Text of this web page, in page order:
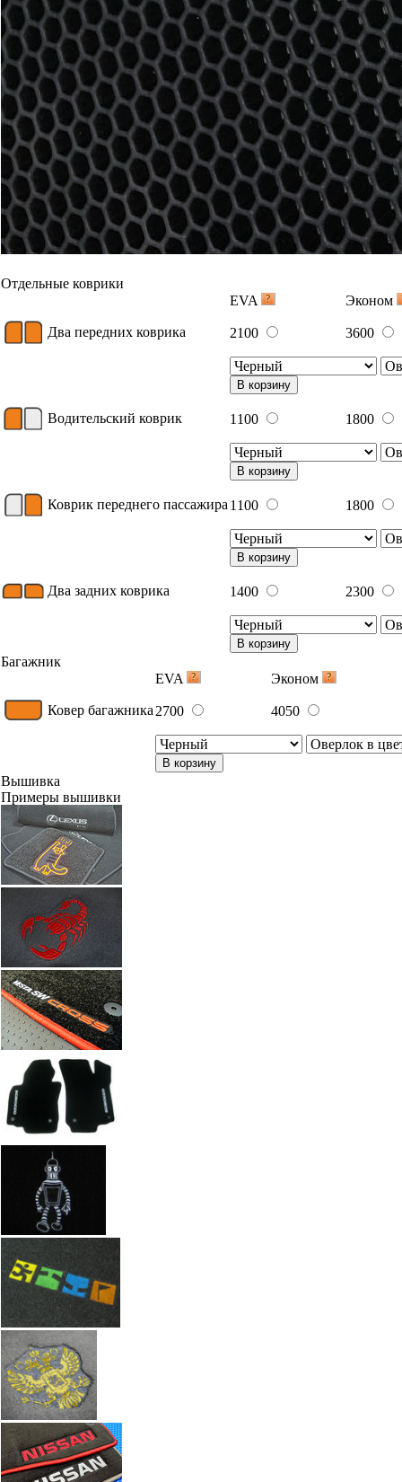
Отдельные коврики
EVA
Эконом
Два передних коврика 2100 3600
В корзину
Водительский коврик 1100 1800
В корзину
Коврик переднего пассажира 1100 1800
В корзину
Два задних коврика 1400 2300
В корзину
Багажник
EVA
Эконом
Ковер багажника 2700 4050
В корзину
Вышивка
Примеры вышивки